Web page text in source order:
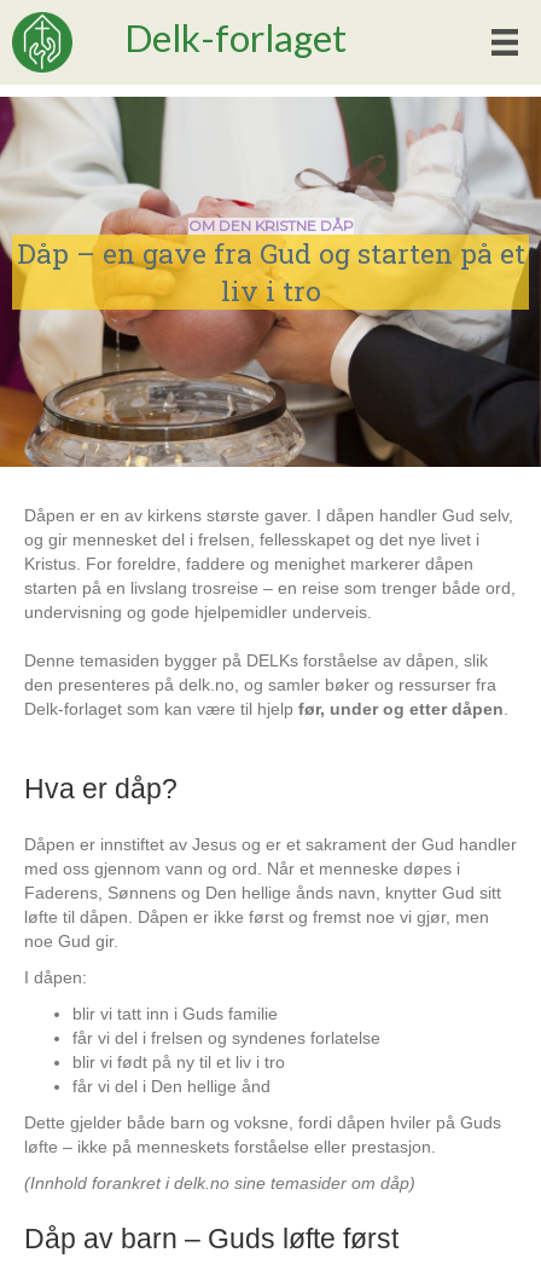
Delk-forlaget
Dåpen er en av kirkens største gaver. I dåpen handler Gud selv,
og gir mennesket del i frelsen, fellesskapet og det nye livet i
Kristus. For foreldre, faddere og menighet markerer dåpen
starten på en livslang trosreise – en reise som trenger både ord,
undervisning og gode hjelpemidler underveis.
Denne temasiden bygger på DELKs forståelse av dåpen, slik
den presenteres på delk.no, og samler bøker og ressurser fra
Delk-forlaget som kan være til hjelp før, under og etter dåpen.
Hva er dåp?
Dåpen er innstiftet av Jesus og er et sakrament der Gud handler
med oss gjennom vann og ord. Når et menneske døpes i
Faderens, Sønnens og Den hellige ånds navn, knytter Gud sitt
løfte til dåpen. Dåpen er ikke først og fremst noe vi gjør, men
noe Gud gir.
I dåpen:
blir vi tatt inn i Guds familie
får vi del i frelsen og syndenes forlatelse
blir vi født på ny til et liv i tro
får vi del i Den hellige ånd
Dette gjelder både barn og voksne, fordi dåpen hviler på Guds
løfte – ikke på menneskets forståelse eller prestasjon.
(Innhold forankret i delk.no sine temasider om dåp)
Dåp av barn – Guds løfte først